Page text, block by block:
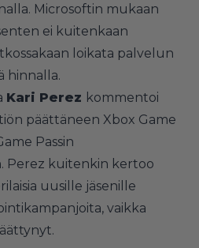
Microsoftin mukaan
ei kuitenkaan
loikata palvelun
hinnalla.
Kari Perez kommentoi
päättäneen Xbox Game
Passin
Perez kuitenkin kertoo
uusille jäsenille
vaikka